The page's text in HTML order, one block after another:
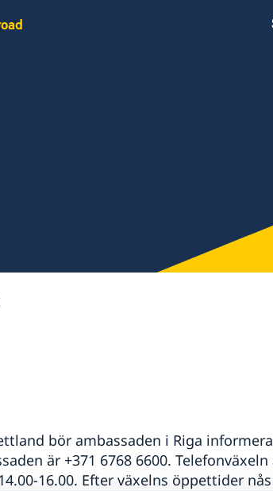
bör ambassaden i Riga
är +371 6768 6600.
16.00. Efter växelns öppettider